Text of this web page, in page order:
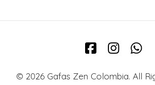
© 2026 Gafas Zen Colombia. All